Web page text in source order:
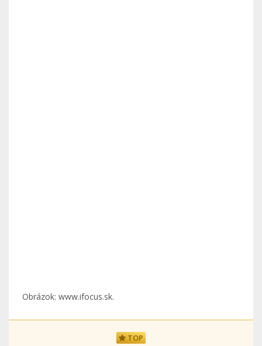
Obrázok: www.ifocus.sk.
TOP